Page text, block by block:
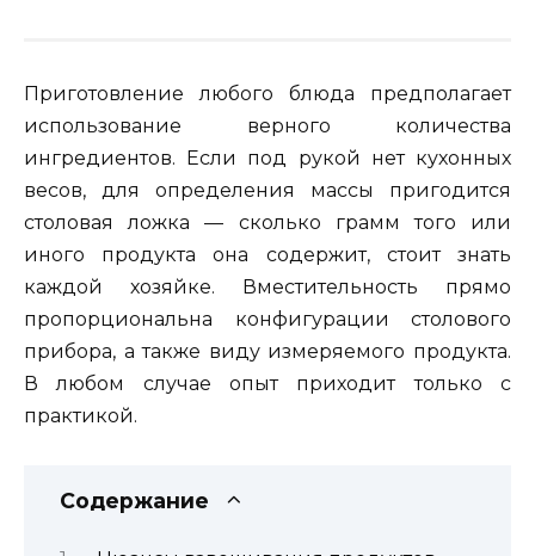
Приготовление любого блюда предполагает
использование верного количества
ингредиентов. Если под рукой нет кухонных
весов, для определения массы пригодится
столовая ложка — сколько грамм того или
иного продукта она содержит, стоит знать
каждой хозяйке. Вместительность прямо
пропорциональна конфигурации столового
прибора, а также виду измеряемого продукта.
В любом случае опыт приходит только с
практикой.
Содержание